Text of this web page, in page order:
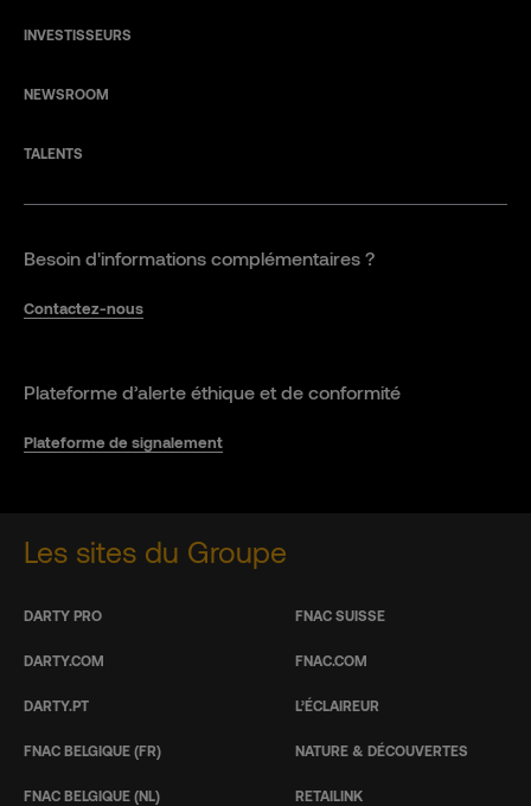
INVESTISSEURS
NEWSROOM
TALENTS
Besoin d'informations complémentaires ?
Contactez-nous
Plateforme d’alerte éthique et de conformité
Plateforme de signalement
Les sites du Groupe
DARTY PRO
DARTY.COM
DARTY.PT
FNAC BELGIQUE (FR)
FNAC BELGIQUE (NL)
FNAC SUISSE
FNAC.COM
L’ÉCLAIREUR
NATURE & DÉCOUVERTES
RETAILINK